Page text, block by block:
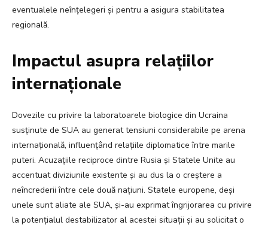
eventualele neînțelegeri și pentru a asigura stabilitatea
regională.
Impactul asupra relațiilor
internaționale
Dovezile cu privire la laboratoarele biologice din Ucraina
susținute de SUA au generat tensiuni considerabile pe arena
internațională, influențând relațiile diplomatice între marile
puteri. Acuzațiile reciproce dintre Rusia și Statele Unite au
accentuat diviziunile existente și au dus la o creștere a
neîncrederii între cele două națiuni. Statele europene, deși
unele sunt aliate ale SUA, și-au exprimat îngrijorarea cu privire
la potențialul destabilizator al acestei situații și au solicitat o